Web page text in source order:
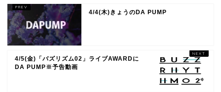
4/4(木)きょうのDA PUMP
4/5(金)「バズリズム02」ライブAWARDに
DA PUMP※予告動画